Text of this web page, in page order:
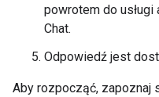
powrotem do usługi
Chat.
Odpowiedź jest
Aby rozpocząć, zapoznaj